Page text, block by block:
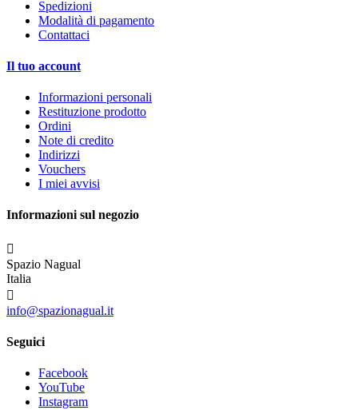
Spedizioni
Modalità di pagamento
Contattaci
Il tuo account
Informazioni personali
Restituzione prodotto
Ordini
Note di credito
Indirizzi
Vouchers
I miei avvisi
Informazioni sul negozio

Spazio Nagual
Italia

info@spazionagual.it
Seguici
Facebook
YouTube
Instagram